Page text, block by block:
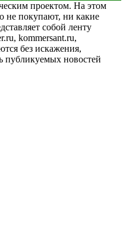
проектом. На этом
не покупают, ни какие
собой ленту
kommersant.ru,
без искажения,
публикуемых новостей